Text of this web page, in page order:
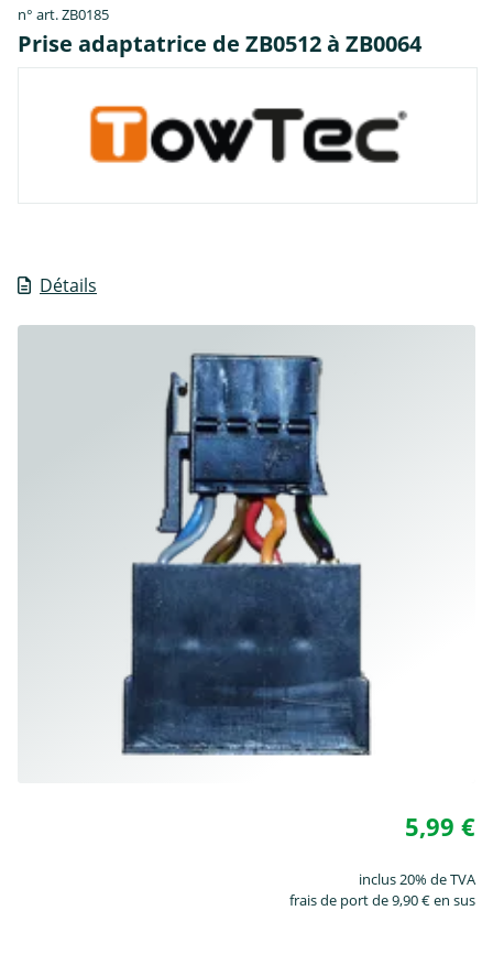
n° art. ZB0185
Prise adaptatrice de ZB0512 à ZB0064
Détails
5,99 €
inclus 20% de TVA
frais de port de 9,90 € en sus